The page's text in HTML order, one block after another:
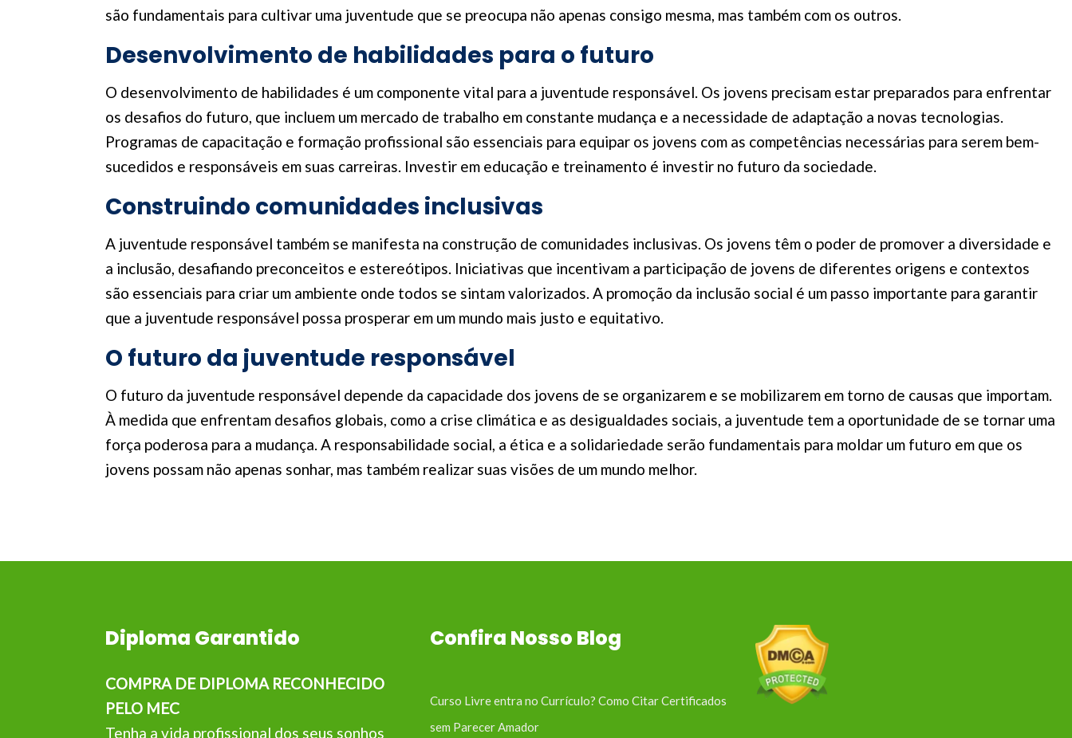
são fundamentais para cultivar uma juventude que se preocupa não apenas consigo mesma, mas também com os outros.
Desenvolvimento de habilidades para o futuro
O desenvolvimento de habilidades é um componente vital para a juventude responsável. Os jovens precisam estar preparados para enfrentar
os desafios do futuro, que incluem um mercado de trabalho em constante mudança e a necessidade de adaptação a novas tecnologias.
Programas de capacitação e formação profissional são essenciais para equipar os jovens com as competências necessárias para serem bem-
sucedidos e responsáveis em suas carreiras. Investir em educação e treinamento é investir no futuro da sociedade.
Construindo comunidades inclusivas
A juventude responsável também se manifesta na construção de comunidades inclusivas. Os jovens têm o poder de promover a diversidade e
a inclusão, desafiando preconceitos e estereótipos. Iniciativas que incentivam a participação de jovens de diferentes origens e contextos
são essenciais para criar um ambiente onde todos se sintam valorizados. A promoção da inclusão social é um passo importante para garantir
que a juventude responsável possa prosperar em um mundo mais justo e equitativo.
O futuro da juventude responsável
O futuro da juventude responsável depende da capacidade dos jovens de se organizarem e se mobilizarem em torno de causas que importam.
À medida que enfrentam desafios globais, como a crise climática e as desigualdades sociais, a juventude tem a oportunidade de se tornar uma
força poderosa para a mudança. A responsabilidade social, a ética e a solidariedade serão fundamentais para moldar um futuro em que os
jovens possam não apenas sonhar, mas também realizar suas visões de um mundo melhor.
Diploma Garantido
COMPRA DE DIPLOMA RECONHECIDO
PELO MEC
Tenha a vida profissional dos seus sonhos
Confira Nosso Blog
Curso Livre entra no Currículo? Como Citar Certificados
sem Parecer Amador